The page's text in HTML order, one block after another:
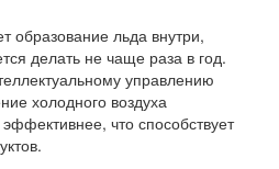
образование льда внутри,
делать не чаще раза в год.
управлению
холодного воздуха
что способствует